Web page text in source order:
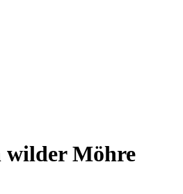
wilder Möhre